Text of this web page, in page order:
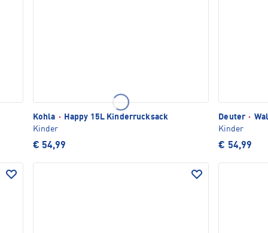
Kohla ·
Happy 15L Kinderrucksack
Kinder
€ 54,99
Deuter ·
Kinder
€ 54,99